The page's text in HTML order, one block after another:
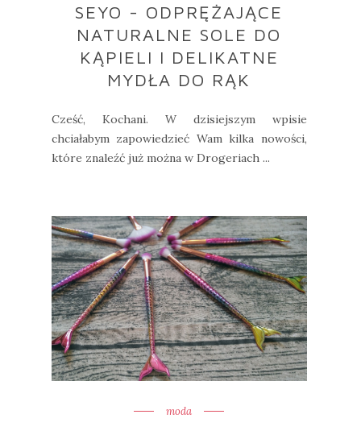
SEYO - ODPRĘŻAJĄCE
NATURALNE SOLE DO
KĄPIELI I DELIKATNE
MYDŁA DO RĄK
Cześć, Kochani. W dzisiejszym wpisie
chciałabym zapowiedzieć Wam kilka nowości,
które znaleźć już można w Drogeriach ...
moda